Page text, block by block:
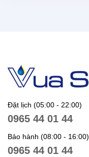
Đặt lịch (05:00 - 22:00)
0965 44 01 44
Bảo hành (08:00 - 16:00)
0965 44 01 44